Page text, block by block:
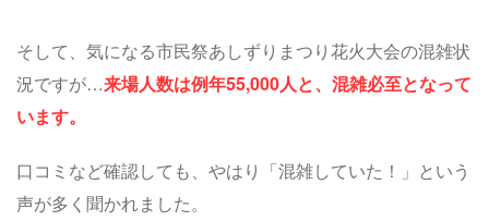
そして、気になる市民祭あしずりまつり花火大会の混雑状
況ですが…来場人数は例年55,000人と、混雑必至となって
います。
口コミなど確認しても、やはり「混雑していた！」という
声が多く聞かれました。